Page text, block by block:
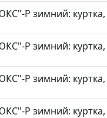
Р зимний:
Р зимний:
Р зимний:
Р зимний: